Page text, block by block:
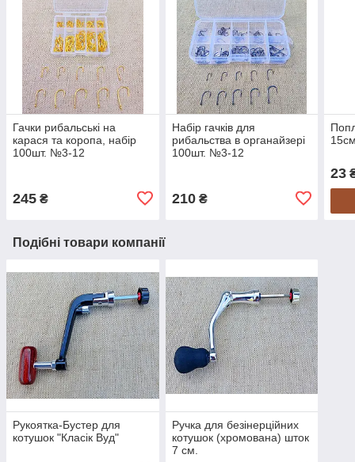
Гачки рибальські на
карася та коропа, набір
100шт. №3-12
245 ₴
Набір гачків для
рибальства в органайзері
100шт. №3-12
210₴
23
Подібні товари компанії
Рукоятка-Бустер для
котушок "Класік Вуд"
Ручка для безінерційних
котушок (хромована) шток
7 см.